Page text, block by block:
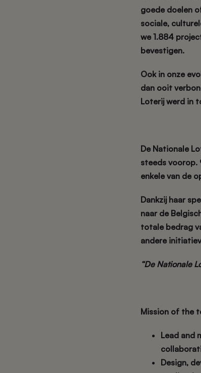
goede doelen
sociale,
we 1.884
bevestigen.
Ook in onze
dan ooit
Loterij werd in
De Nationale
steeds voorop.
enkele van de
Dankzij haar
naar de
totale bedrag
andere
“De Nationale
Mission of the
Lead and
Design,